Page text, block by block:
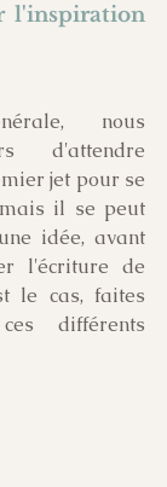
l'inspiration
nous
d'attendre
jet pour se
il se peut
idée, avant
l'écriture de
le cas, faites
différents